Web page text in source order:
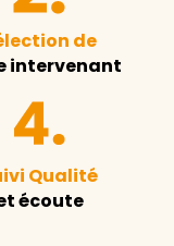
de
intervenant
Qualité
écoute